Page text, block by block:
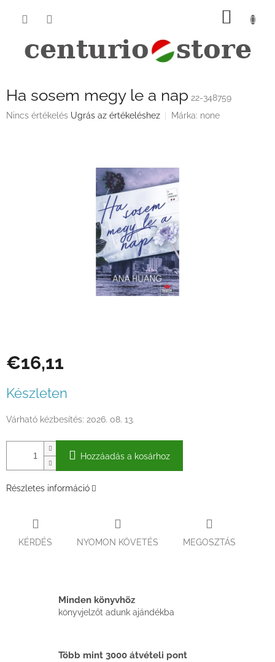
KOSÁR
Ha sosem megy le a nap 22-348759
A
Nincs értékelés Ugrás az értékeléshez Márka: none
€16,11
Készleten
Várható kézbesítés: 2026. 08. 13.
Hozzáadás a kosárhoz
Részletes információ
KÉRDÉS NYOMON KÖVETÉS MEGOSZTÁS
Minden könyvhöz
könyvjelzőt adunk ajándékba
Több mint 3000 átvételi pont